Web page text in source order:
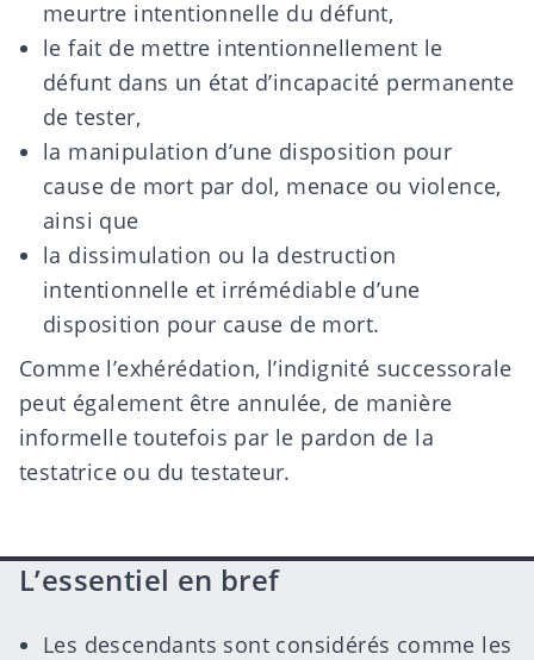
meurtre intentionnelle du défunt,
le fait de mettre intentionnellement le
défunt dans un état d’incapacité permanente
de tester,
la manipulation d’une disposition pour
cause de mort par dol, menace ou violence,
ainsi que
la dissimulation ou la destruction
intentionnelle et irrémédiable d’une
disposition pour cause de mort.
Comme l’exhérédation, l’indignité successorale
peut également être annulée, de manière
informelle toutefois par le pardon de la
testatrice ou du testateur.
L’essentiel en bref
Les descendants sont considérés comme les